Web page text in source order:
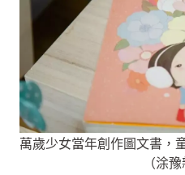
萬歲少女當年創作圖文書，
（涂豫